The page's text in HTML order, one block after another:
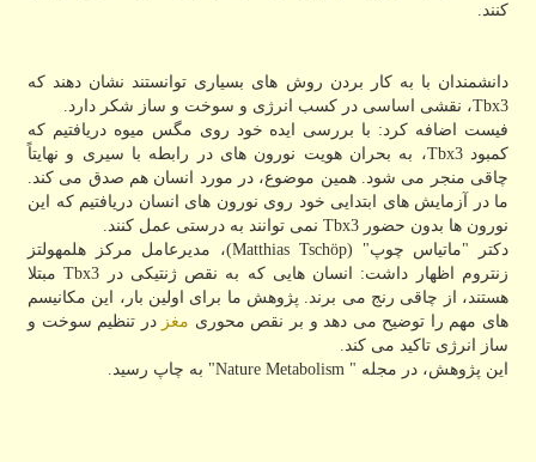
كنند.
دانشمندان با به كار بردن روش های بسیاری توانستند نشان دهند كه
Tbx3، نقشی اساسی در كسب انرژی و سوخت و ساز شكر دارد.
فیست اضافه كرد: با بررسی ایده خود روی مگس میوه دریافتیم كه
كمبود Tbx3، به بحران هویت نورون های در رابطه با سیری و نهایتاً
چاقی منجر می شود. همین موضوع، در مورد انسان هم صدق می كند.
ما در آزمایش های ابتدایی خود روی نورون های انسان دریافتیم كه این
نورون ها بدون حضور Tbx3 نمی توانند به درستی عمل كنند.
دكتر "ماتیاس چوپ" (Matthias Tschöp)، مدیرعامل مركز هلمهولتز
زنتروم اظهار داشت: انسان هایی كه به نقص ژنتیكی در Tbx3 مبتلا
هستند، از چاقی رنج می برند. پژوهش ما برای اولین بار، این مكانیسم
های مهم را توضیح می دهد و بر نقص محوری مغز در تنظیم سوخت و
ساز انرژی تاكید می كند.
این پژوهش، در مجله " Nature Metabolism" به چاپ رسید.